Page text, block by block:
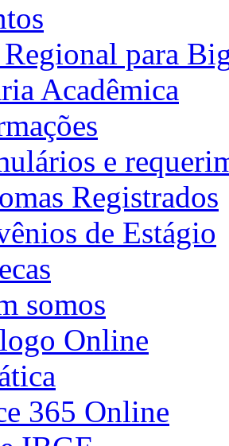
para
Acadêmica
e
Registrados
de Estágio
somos
Online
365 Online